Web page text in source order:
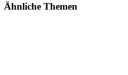
Ähnliche Themen